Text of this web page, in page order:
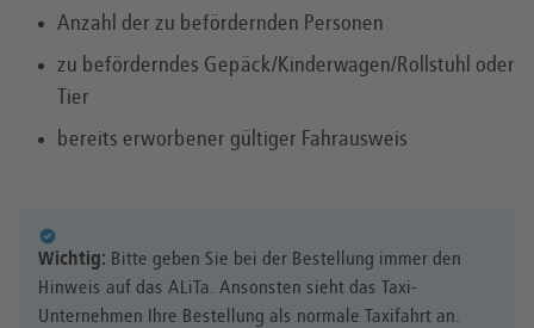
Anzahl der zu befördernden Personen
zu beförderndes Gepäck/Kinderwagen/Rollstuhl oder
Tier
bereits erworbener gültiger Fahrausweis
Wichtig: Bitte geben Sie bei der Bestellung immer den
Hinweis auf das ALiTa. Ansonsten sieht das Taxi-
Unternehmen Ihre Bestellung als normale Taxifahrt an.